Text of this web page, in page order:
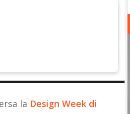
la Design Week di